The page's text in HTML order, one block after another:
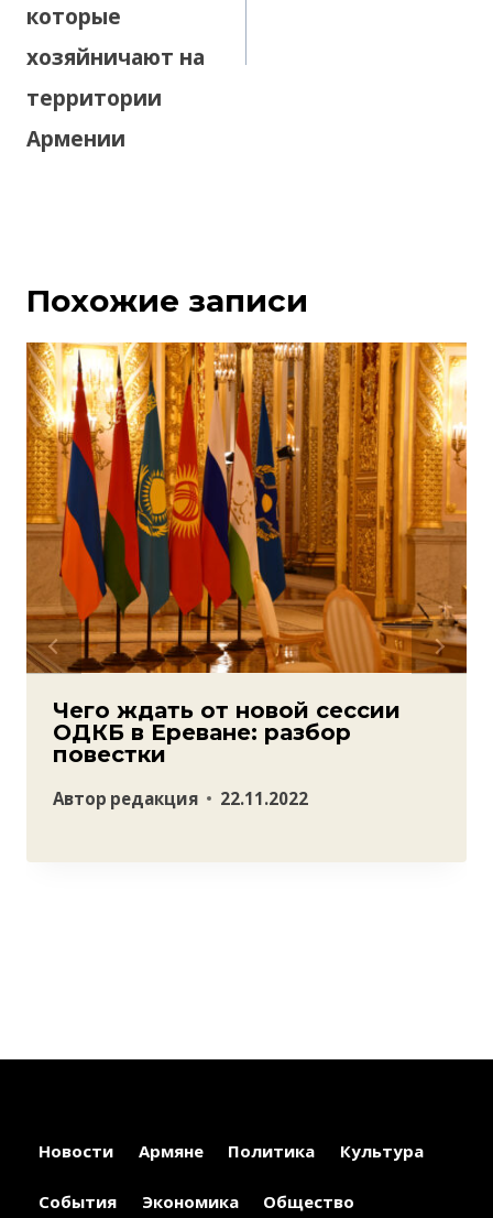
которые
хозяйничают на
территории
Армении
Похожие записи
Чего ждать от новой сессии
ОДКБ в Ереване: разбор
повестки
Автор редакция 22.11.2022
Новости Армяне Политика Культура
События Экономика Общество